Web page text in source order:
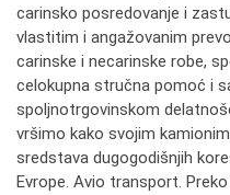
carinsko posredovanje i
vlastitim i angažovanim
carinske i necarinske robe,
celokupna stručna pomoć i
spoljnotrgovinskom
vršimo kako svojim
sredstava dugogodišnjih
Evrope. Avio transport.